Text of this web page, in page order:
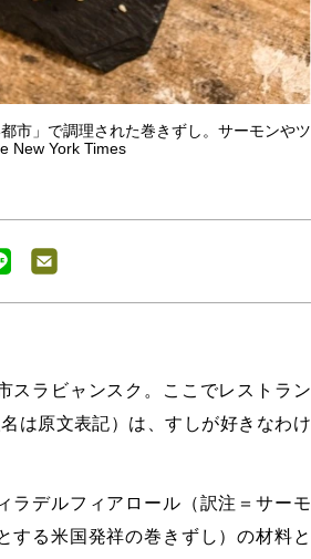
市」で調理された巻きずし。サーモンやツ
New York Times
スラビャンスク。ここでレストラン
は原文表記）は、すしが好きなわけ
ラデルフィアロール（訳注＝サーモ
する米国発祥の巻きずし）の材料と